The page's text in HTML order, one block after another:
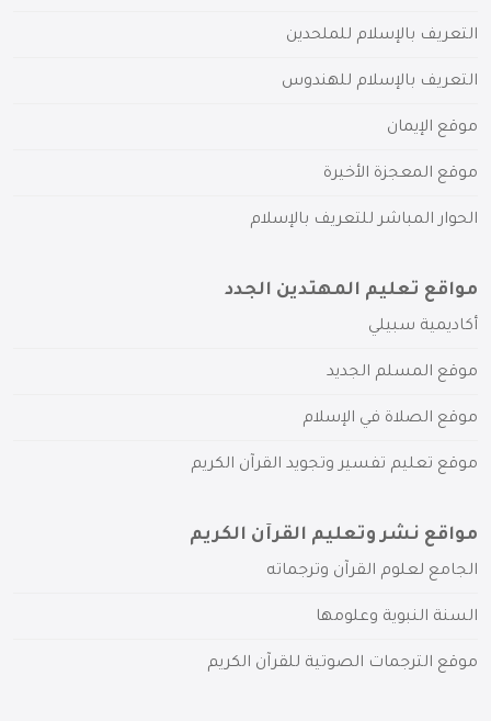
التعريف بالإسلام للملحدين
التعريف بالإسلام للهندوس
موقع الإيمان
موقع المعجزة الأخيرة
الحوار المباشر للتعريف بالإسلام
مواقع تعليم المهتدين الجدد
أكاديمية سبيلي
موقع المسلم الجديد
موقع الصلاة في الإسلام
موقع تعليم تفسير وتجويد القرآن الكريم
مواقع نشر وتعليم القرآن الكريم
الجامع لعلوم القرآن وترجماته
السنة النبوية وعلومها
موقع الترجمات الصوتية للقرآن الكريم